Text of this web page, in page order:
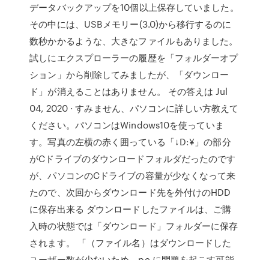
データバックアップを10個以上保存していました。
その中には、USBメモリー(3.0)から移行するのに
数秒かかるような、大きなファイルもありました。
試しにエクスプローラーの履歴を「フォルダーオプ
ション」から削除してみましたが、「ダウンロー
ド」が消えることはありません。 その答えは Jul
04, 2020 · すみません、パソコンに詳しい方教えて
ください。パソコンはWindows10を使っていま
す。写真の左横の赤く囲っている「↓D:¥」の部分
がCドライブのダウンロードフォルダだったのです
が、パソコンのCドライブの容量が少なくなって来
たので、次回からダウンロード先を外付けのHDD
に保存出来る ダウンロードしたファイルは、ご購
入時の状態では「ダウンロード」フォルダーに保存
されます。 「（ファイル名）はダウンロードした